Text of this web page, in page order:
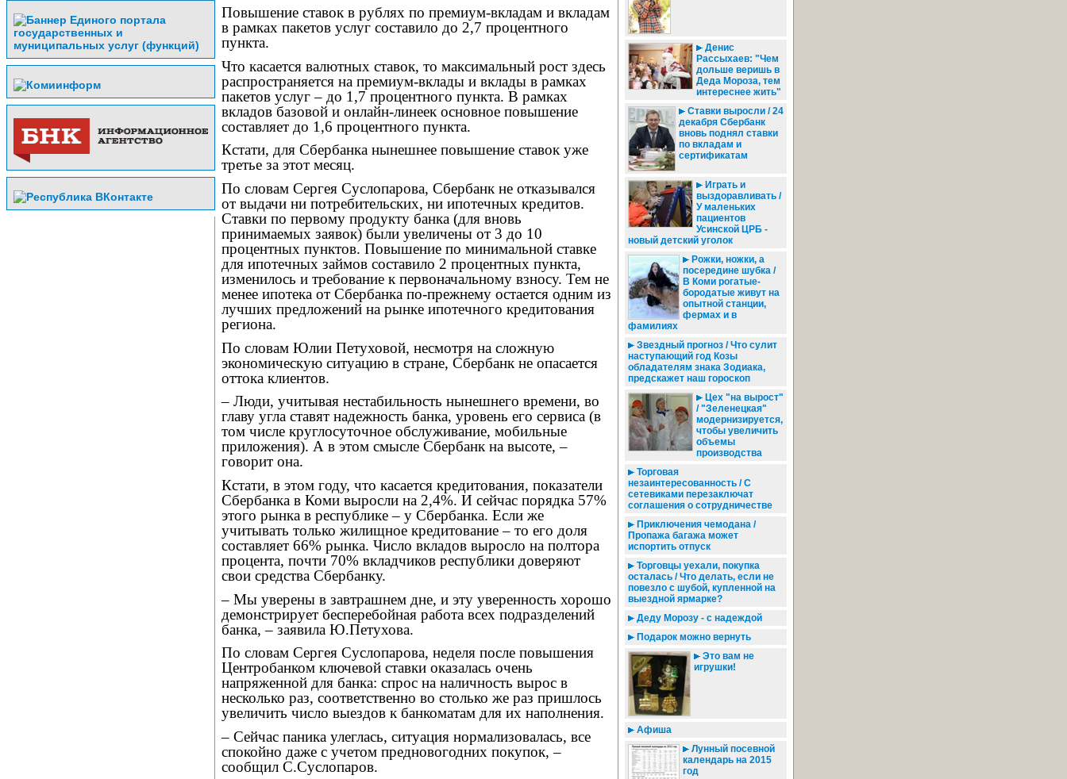
Повышение ставок в рублях по премиум-вкладам и вкладам
в рамках пакетов услуг составило до 2,7 процентного
пункта.
Что касается валютных ставок, то максимальный рост здесь
распространяется на премиум-вклады и вклады в рамках
пакетов услуг – до 1,7 процентного пункта. В рамках
вкладов базовой и онлайн-линеек основное повышение
составляет до 1,6 процентного пункта.
Кстати, для Сбербанка нынешнее повышение ставок уже
третье за этот месяц.
По словам Сергея Суслопарова, Сбербанк не отказывался
от выдачи ни потребительских, ни ипотечных кредитов.
Ставки по первому продукту банка (для вновь
принимаемых заявок) были увеличены от 3 до 10
процентных пунктов. Повышение по минимальной ставке
для ипотечных займов составило 2 процентных пункта,
изменилось и требование к первоначальному взносу. Тем не
менее ипотека от Сбербанка по-прежнему остается одним из
лучших предложений на рынке ипотечного кредитования
региона.
По словам Юлии Петуховой, несмотря на сложную
экономическую ситуацию в стране, Сбербанк не опасается
оттока клиентов.
– Люди, учитывая нестабильность нынешнего времени, во
главу угла ставят надежность банка, уровень его сервиса (в
том числе круглосуточное обслуживание, мобильные
приложения). А в этом смысле Сбербанк на высоте, –
говорит она.
Кстати, в этом году, что касается кредитования, показатели
Сбербанка в Коми выросли на 2,4%. И сейчас порядка 57%
этого рынка в республике – у Сбербанка. Если же
учитывать только жилищное кредитование – то его доля
составляет 66% рынка. Число вкладов выросло на полтора
процента, почти 70% вкладчиков республики доверяют
свои средства Сбербанку.
– Мы уверены в завтрашнем дне, и эту уверенность хорошо
демонстрирует бесперебойная работа всех подразделений
банка, – заявила Ю.Петухова.
По словам Сергея Суслопарова, неделя после повышения
Центробанком ключевой ставки оказалась очень
напряженной для банка: спрос на наличность вырос в
несколько раз, соответственно во столько же раз пришлось
увеличить число выездов к банкоматам для их наполнения.
– Сейчас паника улеглась, ситуация нормализовалась, все
спокойно даже с учетом предновогодних покупок, –
сообщил С.Суслопаров.
Денис
Рассыхаев: "Чем
дольше веришь в
Деда Мороза, тем
интереснее жить"
Ставки выросли / 24
декабря Сбербанк
вновь поднял ставки
по вкладам и
сертификатам
Играть и
выздоравливать /
У маленьких
пациентов
Усинской ЦРБ -
новый детский уголок
Рожки, ножки, а
посередине шубка /
В Коми рогатые-
бородатые живут на
опытной станции,
фермах и в
фамилиях
Звездный прогноз / Что сулит
наступающий год Козы
обладателям знака Зодиака,
предскажет наш гороскоп
Цех "на вырост"
/ "Зеленецкая"
модернизируется,
чтобы увеличить
объемы
производства
Торговая
незаинтересованность / С
сетевиками перезаключат
соглашения о сотрудничестве
Приключения чемодана /
Пропажа багажа может
испортить отпуск
Торговцы уехали, покупка
осталась / Что делать, если не
повезло с шубой, купленной на
выездной ярмарке?
Деду Морозу - с надеждой
Подарок можно вернуть
Это вам не
игрушки!
Афиша
Лунный посевной
календарь на 2015
год